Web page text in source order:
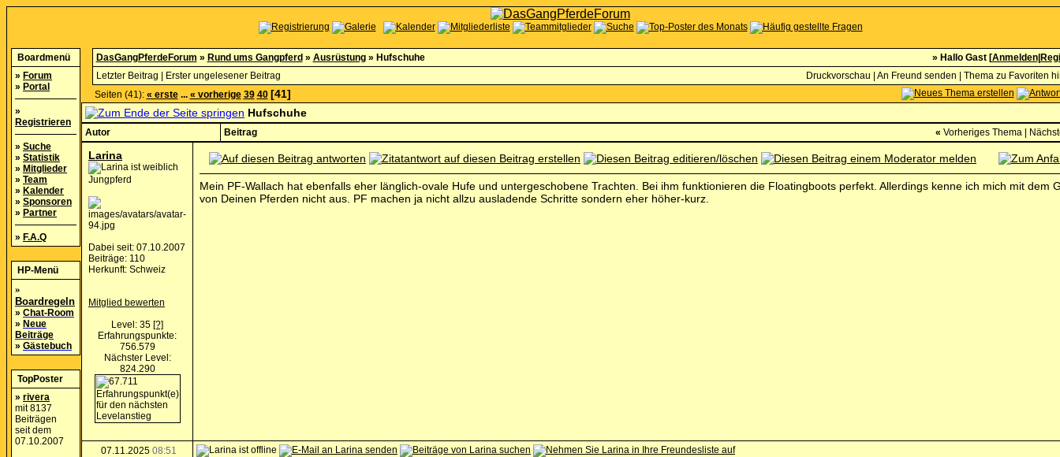
Boardmenü
» Forum
» Portal
»
Registrieren
» Suche
» Statistik
» Mitglieder
» Team
» Kalender
» Sponsoren
» Partner
» F.A.Q
HP-Menü
»
Boardregeln
» Chat-Room
» Neue
Beiträge
» Gästebuch
TopPoster
» rivera
mit 8137
Beiträgen
seit dem
07.10.2007
DasGangPferdeForum » Rund ums Gangpferd » Ausrüstung» Hufschuhe » Hallo Gast [Anmelden|
Letzter Beitrag
Erster ungelesener Beitrag Druckvorschau An Freund senden
Thema zu Favoriten
Seiten (41): « erste... « vorherige 39 40 [41]
Hufschuhe
Autor Beitrag « Vorheriges Thema
Larina
Jungpferd
Dabei seit: 07.10.2007
Beiträge: 110
Herkunft: Schweiz
Mitglied bewerten
Level: 35 [?]
Erfahrungspunkte:
756.579
Nächster Level:
824.290
Mein PF-Wallach hat ebenfalls eher länglich-ovale Hufe und untergeschobene Trachten. Bei ihm funktionieren die Floatingboots perfekt. Allerdings kenne ich mich mit dem
von Deinen Pferden nicht aus. PF machen ja nicht allzu ausladende Schritte sondern eher höher-kurz.
07.11.2025 08:51